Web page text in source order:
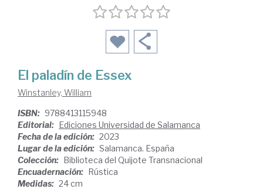
El paladín de Essex
Winstanley, William
ISBN: 9788413115948
Editorial: Ediciones Universidad de Salamanca
Fecha de la edición: 2023
Lugar de la edición: Salamanca. España
Colección: Biblioteca del Quijote Transnacional
Encuadernación: Rústica
Medidas: 24 cm